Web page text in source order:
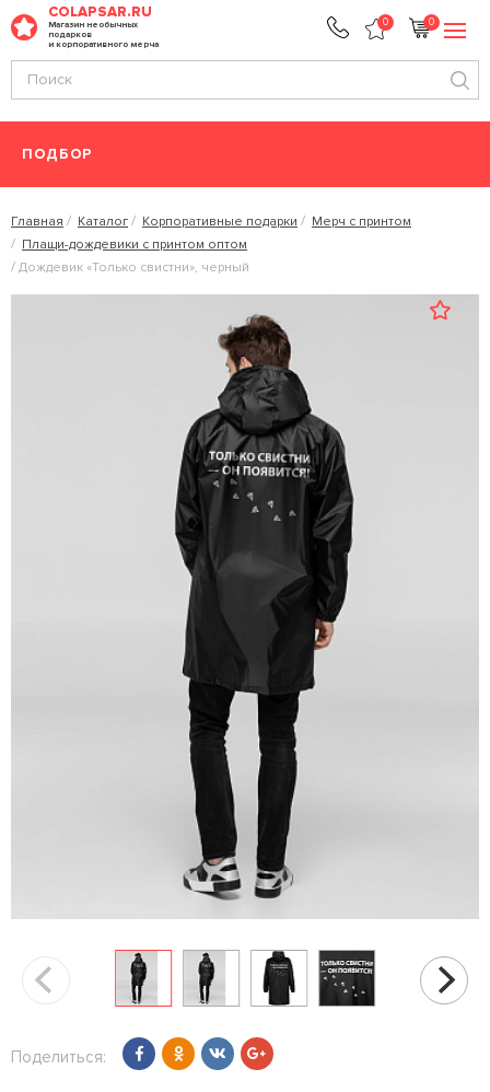
COLAPSAR.RU
Магазин необычных
подарков
и корпоративного мерча
0 0
ПОДБОР
Главная Каталог Корпоративные подарки
Мерч с принтом
Плащи-дождевики с принтом оптом
Дождевик «Только свистни», черный
Поделиться: